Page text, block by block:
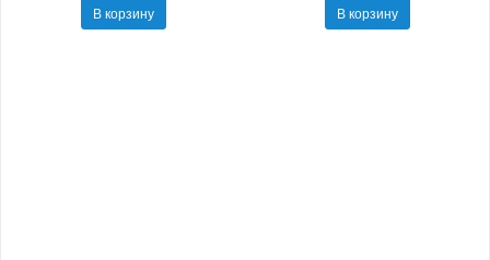
В корзину
В корзину